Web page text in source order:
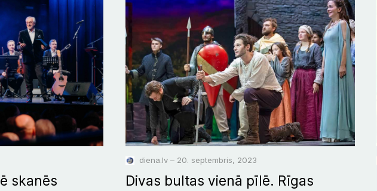
skanēs
diena.lv – 20. septembris, 2023
Divas bultas vienā pīlē. Rīgas